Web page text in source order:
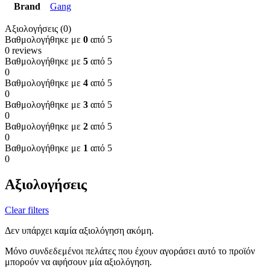
Brand Gang
Αξιολογήσεις (0)
Βαθμολογήθηκε με 0 από 5
0 reviews
Βαθμολογήθηκε με 5 από 5
0
Βαθμολογήθηκε με 4 από 5
0
Βαθμολογήθηκε με 3 από 5
0
Βαθμολογήθηκε με 2 από 5
0
Βαθμολογήθηκε με 1 από 5
0
Αξιολογήσεις
Clear filters
Δεν υπάρχει καμία αξιολόγηση ακόμη.
Μόνο συνδεδεμένοι πελάτες που έχουν αγοράσει αυτό το προϊόν
μπορούν να αφήσουν μία αξιολόγηση.